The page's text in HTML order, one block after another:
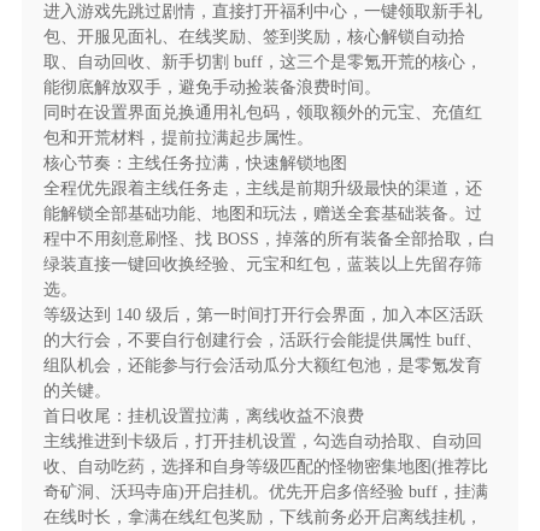
进入游戏先跳过剧情，直接打开福利中心，一键领取新手礼
包、开服见面礼、在线奖励、签到奖励，核心解锁自动拾
取、自动回收、新手切割 buff，这三个是零氪开荒的核心，
能彻底解放双手，避免手动捡装备浪费时间。
同时在设置界面兑换通用礼包码，领取额外的元宝、充值红
包和开荒材料，提前拉满起步属性。
核心节奏：主线任务拉满，快速解锁地图
全程优先跟着主线任务走，主线是前期升级最快的渠道，还
能解锁全部基础功能、地图和玩法，赠送全套基础装备。过
程中不用刻意刷怪、找 BOSS，掉落的所有装备全部拾取，白
绿装直接一键回收换经验、元宝和红包，蓝装以上先留存筛
选。
等级达到 140 级后，第一时间打开行会界面，加入本区活跃
的大行会，不要自行创建行会，活跃行会能提供属性 buff、
组队机会，还能参与行会活动瓜分大额红包池，是零氪发育
的关键。
首日收尾：挂机设置拉满，离线收益不浪费
主线推进到卡级后，打开挂机设置，勾选自动拾取、自动回
收、自动吃药，选择和自身等级匹配的怪物密集地图(推荐比
奇矿洞、沃玛寺庙)开启挂机。优先开启多倍经验 buff，挂满
在线时长，拿满在线红包奖励，下线前务必开启离线挂机，